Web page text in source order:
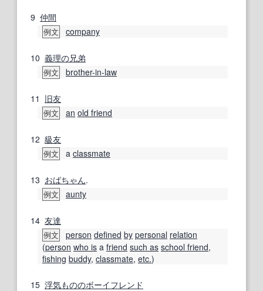
9 仲間
例文 company
10 義理の兄弟
例文 brother-in-law
11 旧友
例文 an old friend
12 級友
例文 a classmate
13 おばちゃん.
例文 aunty
14 友達
例文 person defined by personal relation
(person who is a friend such as school friend,
fishing buddy, classmate, etc.)
15 浮気もののボーイフレンド